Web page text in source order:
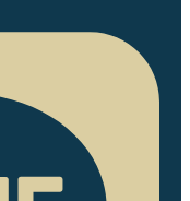
Workshop
with